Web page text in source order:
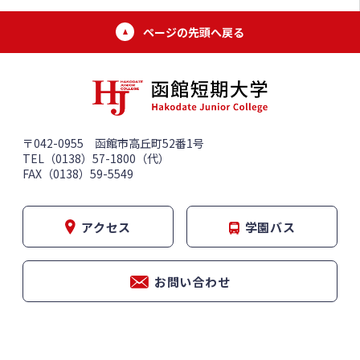
ページの先頭へ戻る
〒042-0955 函館市高丘町52番1号
TEL（0138）57-1800（代）
FAX（0138）59-5549
アクセス 学園バス
お問い合わせ